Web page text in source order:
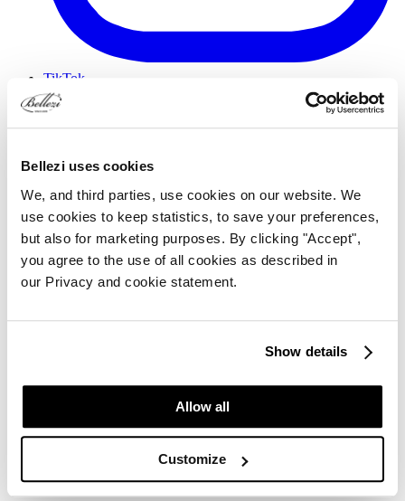
Bellezi uses cookies
We, and third parties, use cookies on our website. We
use cookies to keep statistics, to save your preferences,
but also for marketing purposes. By clicking "Accept",
you agree to the use of all cookies as described in
our Privacy and cookie statement.
Show details
Allow all
Customize
TikTok